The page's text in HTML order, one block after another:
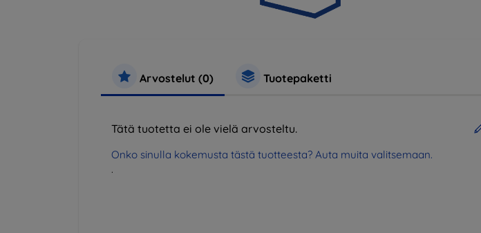
Arvostelut (0) Tuotepaketti
Tätä tuotetta ei ole vielä arvosteltu.
Onko sinulla kokemusta tästä tuotteesta? Auta muita valitsemaan.
.